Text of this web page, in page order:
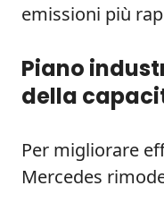
emissioni più
Piano
della
Per migliorare
Mercedes